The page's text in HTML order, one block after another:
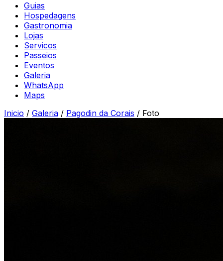
Guias
Hospedagens
Gastronomia
Lojas
Servicos
Passeios
Eventos
Galeria
WhatsApp
Maps
Inicio / Galeria / Pagodin da Corais / Foto